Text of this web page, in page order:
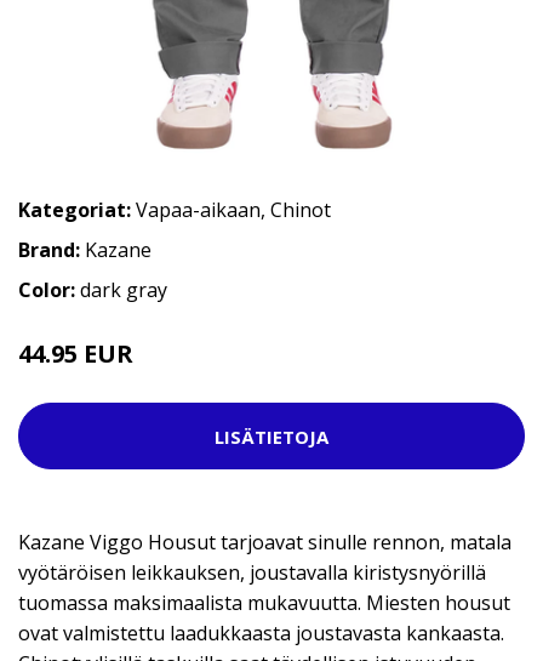
Kategoriat:Vapaa-aikaan, Chinot
Brand: Kazane
Color:dark gray
44.95 EUR
LISÄTIETOJA
Kazane Viggo Housut tarjoavat sinulle rennon, matala
vyötäröisen leikkauksen, joustavalla kiristysnyörillä
tuomassa maksimaalista mukavuutta. Miesten housut
ovat valmistettu laadukkaasta joustavasta kankaasta.